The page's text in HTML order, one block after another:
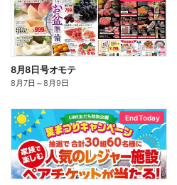
8月8日号オモテ
8月7日 ～8月9日
End Today